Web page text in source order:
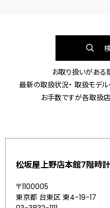
お取り扱いがある
最新の取扱状況・ 取扱モデル
お手数ですが各取扱
松坂屋上野店本館7階時
〒1100005
東京都 台東区 東4-19-17